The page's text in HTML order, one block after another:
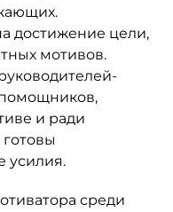
достижение цели,
мотивов.
и ради
усилия.
среди